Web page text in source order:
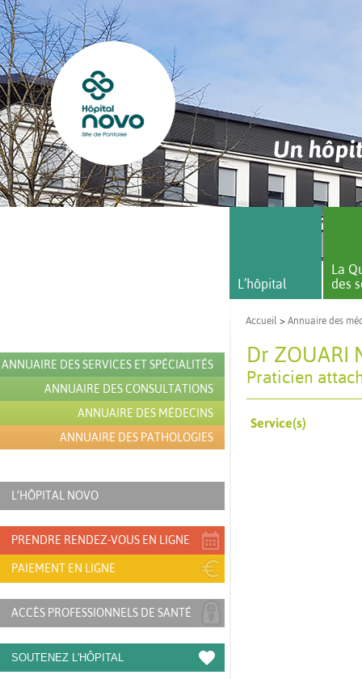
Un
ANNUAIRE DES SERVICES ET SPÉCIALITÉS
ANNUAIRE DES CONSULTATIONS
ANNUAIRE DES MÉDECINS
ANNUAIRE DES PATHOLOGIES
L’HÔPITAL NOVO
PRENDRE RENDEZ-VOUS EN LIGNE
PAIEMENT EN LIGNE
ACCÈS PROFESSIONNELS DE SANTÉ
SOUTENEZ L'HÔPITAL
L’hôpital
La
des
Accueil > Annuaire des
Dr ZOUARI
Praticien
Service(s)